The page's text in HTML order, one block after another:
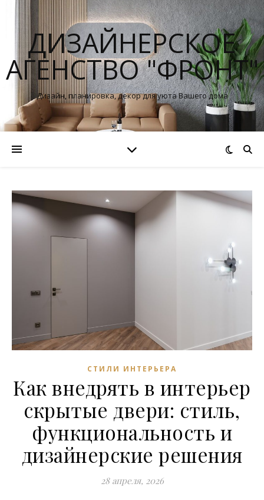
ДИЗАЙНЕРСКОЕ
АГЕНСТВО "ФРОНТ"
Дизайн, планировка, декор для уюта Вашего дома
СТИЛИ ИНТЕРЬЕРА
Как внедрять в интерьер
скрытые двери: стиль,
функциональность и
дизайнерские решения
28 апреля, 2026